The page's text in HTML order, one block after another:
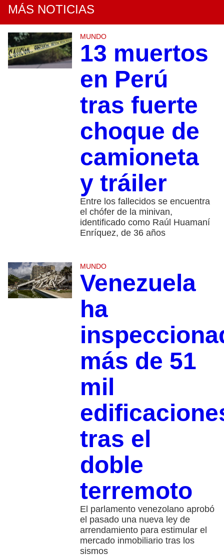
MÁS NOTICIAS
MUNDO
13 muertos
en Perú
tras fuerte
choque de
camioneta
y tráiler
Entre los fallecidos se encuentra
el chófer de la minivan,
identificado como Raúl Huamaní
Enríquez, de 36 años
MUNDO
Venezuela
ha
más de 51
mil
tras el
doble
terremoto
El parlamento venezolano aprobó
el pasado una nueva ley de
arrendamiento para estimular el
mercado inmobiliario tras los
sismos